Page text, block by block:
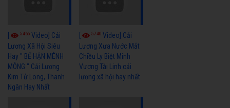
5465 Video] Cải
Lương Xã Hội Siêu
Hay " BỂ HẬN MÊNH
MÔNG " Cải Lương
Kim Tử Long, Thanh
Ngân Hay Nhất
5740Video] Cải
Lương Xưa Nước Mắt
Chiều Ly Biệt Minh
Vương Tài Linh cải
lương xã hội hay nhất